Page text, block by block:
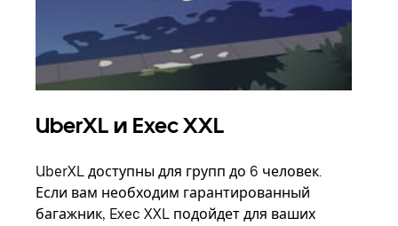
UberXL и Exec XXL
UberXL доступны для групп до 6 человек.
Если вам необходим гарантированный
багажник, Exec XXL подойдет для ваших